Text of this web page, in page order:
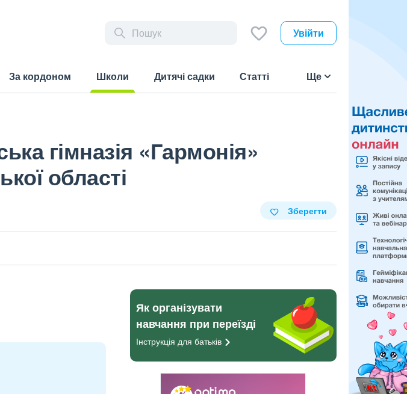
Увійти
За кордоном
Школи
Дитячі садки Статті Ще
гімназія «Гармонія»
області
Зберегти
Як організувати
навчання при переїзді
Інструкція для батьків